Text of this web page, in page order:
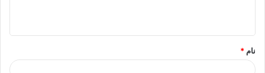
*
نام *